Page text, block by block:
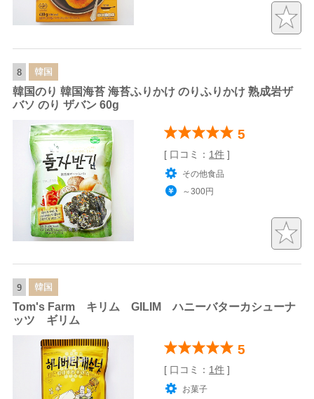
8 韓国
韓国のり 韓国海苔 海苔ふりかけ のりふりかけ 熟成岩ザ
バソ のり ザバン 60g
5
[ 口コミ： 1件 ]
その他食品
～300円
9 韓国
Tom's Farm キリム GILIM ハニーバターカシューナ
ッツ ギリム
5
[ 口コミ： 1件 ]
お菓子